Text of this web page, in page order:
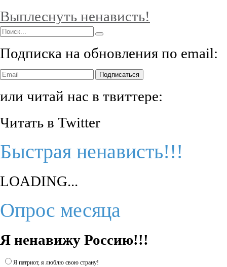
Выплеснуть ненависть!
Подписка на обновления по email:
Подписаться
или читай нас в твиттере:
Читать в Twitter
Быстрая ненависть!!!
LOADING...
Опрос месяца
Я ненавижу Россию!!!
Я патриот, я люблю свою страну!